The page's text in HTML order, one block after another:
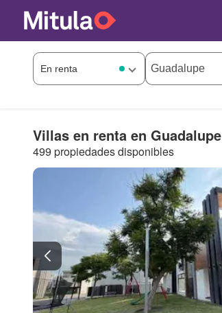
Villas en renta en Guadalupe
499 propiedades disponibles